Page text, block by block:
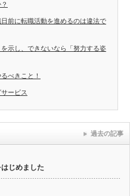
前に転職活動を進めるのは違法で
示し、できないなら「努力する姿
べきこと！
ービス
じめました
過去の記事